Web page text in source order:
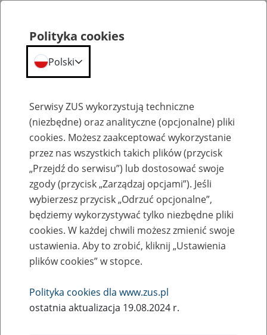
Opis spraw
Jak uzyskać zaświadczenie o okresach
pracy w szczególnych warunkach lub o
szczególnym charakterze
Przez internet Osobiście
Polityka cookies
Polski
Serwisy ZUS wykorzystują techniczne
(niezbędne) oraz analityczne (opcjonalne) pliki
cookies. Możesz zaakceptować wykorzystanie
przez nas wszystkich takich plików (przycisk
„Przejdź do serwisu”) lub dostosować swoje
zgody (przycisk „Zarządzaj opcjami”). Jeśli
wybierzesz przycisk „Odrzuć opcjonalne”,
będziemy wykorzystywać tylko niezbędne pliki
cookies. W każdej chwili możesz zmienić swoje
ustawienia. Aby to zrobić, kliknij „Ustawienia
plików cookies” w stopce.
Polityka cookies dla www.zus.pl
ostatnia aktualizacja 19.08.2024 r.